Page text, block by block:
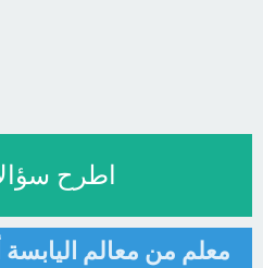
اطرح
معلم من معالم